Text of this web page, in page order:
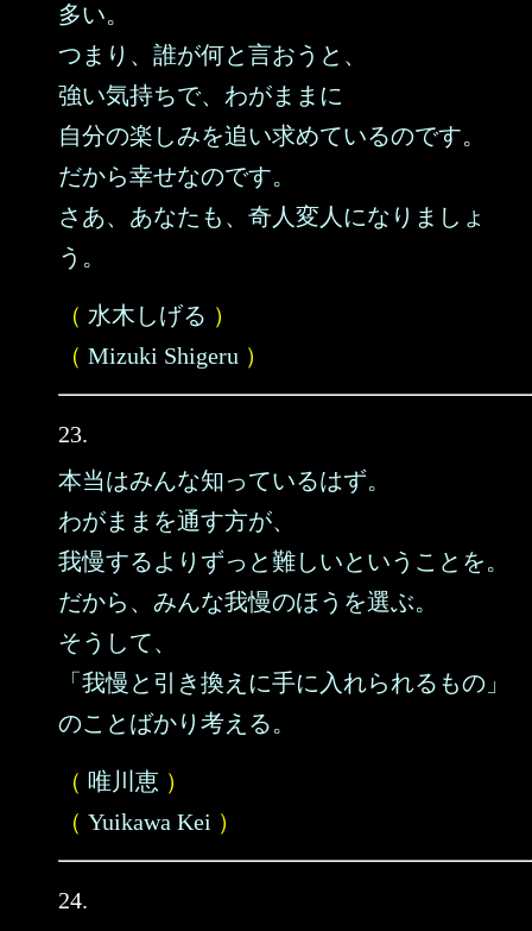
多い。
つまり、誰が何と言おうと、
強い気持ちで、わがままに
自分の楽しみを追い求めているのです。
だから幸せなのです。
さあ、あなたも、奇人変人になりましょ
う。
（ 水木しげる ）
（ Mizuki Shigeru ）
23.
本当はみんな知っているはず。
わがままを通す方が、
我慢するよりずっと難しいということを。
だから、みんな我慢のほうを選ぶ。
そうして、
「我慢と引き換えに手に入れられるもの」
のことばかり考える。
（ 唯川恵 ）
（ Yuikawa Kei ）
24.